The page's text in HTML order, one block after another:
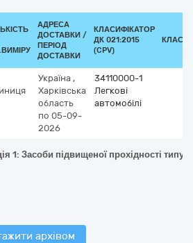
АДРЕСА
ДОСТАВКИ /
ПЕРІОД
ДОСТАВКИ
КЛАСИФІКАТОР
ДК 021:2015
(CPV)
Україна ,
Харківська
область
по 05-09-
2026
34110000-1
Легкові
автомобілі
1: Засоби підвищеної прохідності типу
архівом